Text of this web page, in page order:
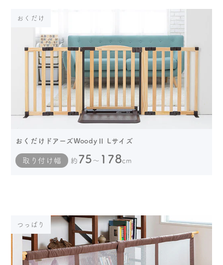
おくだけ
おくだけドアーズWoodyⅡ Lサイズ
取り付け幅 約 75 ～ 178cm
つっぱり